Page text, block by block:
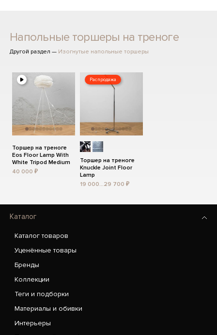
Напольные торшеры на треноге
Другой раздел — Изогнутые напольные торшеры
Торшер на треноге
Eos Floor Lamp With
White Tripod Medium
40 000 ₽
Распродажа
Торшер на треноге
Knuckle Joint Floor
Lamp
19 000...29 700 ₽
Каталог
Каталог товаров
Уценённые товары
Бренды
Коллекции
Теги и подборки
Материалы и обивки
Интерьеры